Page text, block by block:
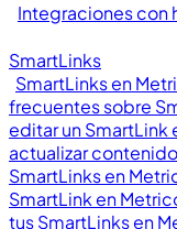
Integraciones con
SmartLinks
SmartLinks en
frecuentes sobre
editar un SmartLink
actualizar
SmartLinks en
SmartLink en
tus SmartLinks en